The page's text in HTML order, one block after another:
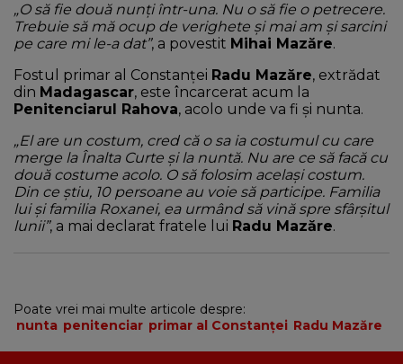
„O să fie două nunți într-una. Nu o să fie o petrecere.
Trebuie să mă ocup de verighete și mai am și sarcini
pe care mi le-a dat”, a povestit Mihai Mazăre.
Fostul primar al Constanței Radu Mazăre, extrădat
din Madagascar, este încarcerat acum la
Penitenciarul Rahova, acolo unde va fi și nunta.
„El are un costum, cred că o sa ia costumul cu care
merge la Înalta Curte și la nuntă. Nu are ce să facă cu
două costume acolo. O să folosim același costum.
Din ce știu, 10 persoane au voie să participe. Familia
lui și familia Roxanei, ea urmând să vină spre sfârșitul
lunii”, a mai declarat fratele lui Radu Mazăre.
Poate vrei mai multe articole despre:
nunta penitenciar primar al Constanței Radu Mazăre